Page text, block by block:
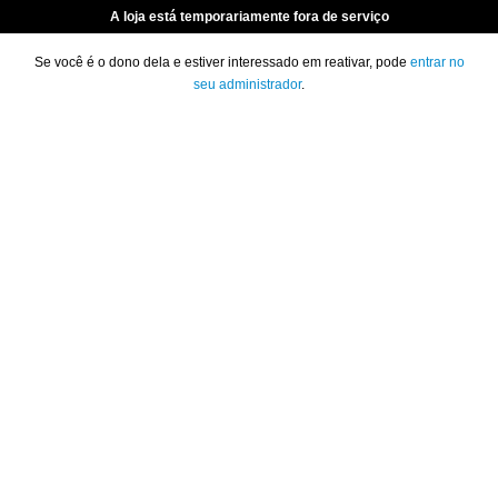
A loja está temporariamente fora de serviço
Se você é o dono dela e estiver interessado em reativar, pode entrar no
seu administrador.